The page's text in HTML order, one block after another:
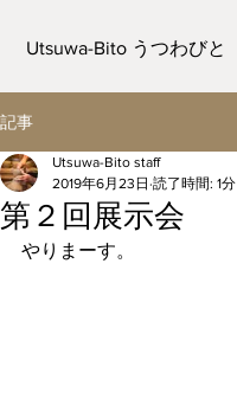
Utsuwa-Bito うつわびと
記事
第２回展示会
Utsuwa-Bito staff
2019年6月23日 読了時間: 1分
やりまーす。